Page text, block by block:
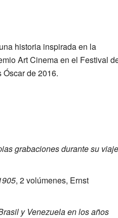
historia inspirada en la
Art Cinema en el Festival
de 2016.
grabaciones durante su viaje
, 2 volúmenes, Ernst
y Venezuela en los años